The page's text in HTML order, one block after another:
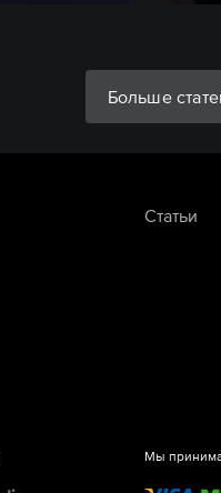
Больше
Статьи
Мы